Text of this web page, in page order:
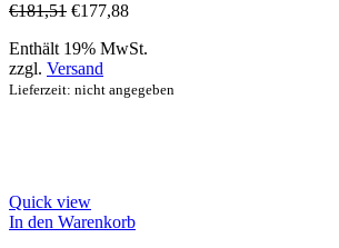
€181,51 €177,88
Enthält 19% MwSt.
zzgl. Versand
Lieferzeit: nicht angegeben
Quick view
In den Warenkorb